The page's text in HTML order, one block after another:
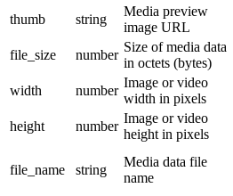
thumb
string
Media preview
image URL
file_size
number
Size of media data
in octets (bytes)
width
number
Image or video
width in pixels
height
number
Image or video
height in pixels
file_name string
Media data file
name